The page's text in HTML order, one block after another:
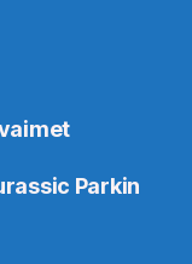
Parkin